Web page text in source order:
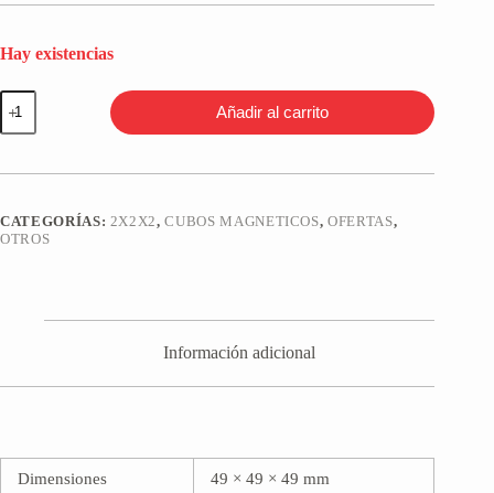
Hay existencias
XiaoMi
Giiker
Cube
2x2
Añadir al carrito
CATEGORÍAS: 2X2X2,CUBOS MAGNETICOS,OFERTAS,
OTROS
Información adicional
Dimensiones 49 × 49 × 49 mm